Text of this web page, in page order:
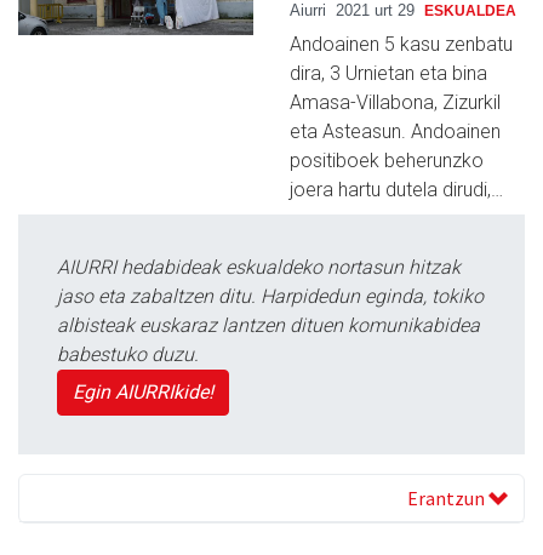
Aiurri 2021 urt 29 ESKUALDEA
Andoainen 5 kasu zenbatu
dira, 3 Urnietan eta bina
Amasa-Villabona, Zizurkil
eta Asteasun. Andoainen
positiboek beherunzko
joera hartu dutela dirudi,…
AIURRI hedabideak eskualdeko nortasun hitzak
jaso eta zabaltzen ditu. Harpidedun eginda, tokiko
albisteak euskaraz lantzen dituen komunikabidea
babestuko duzu.
Egin AIURRIkide!
Erantzun